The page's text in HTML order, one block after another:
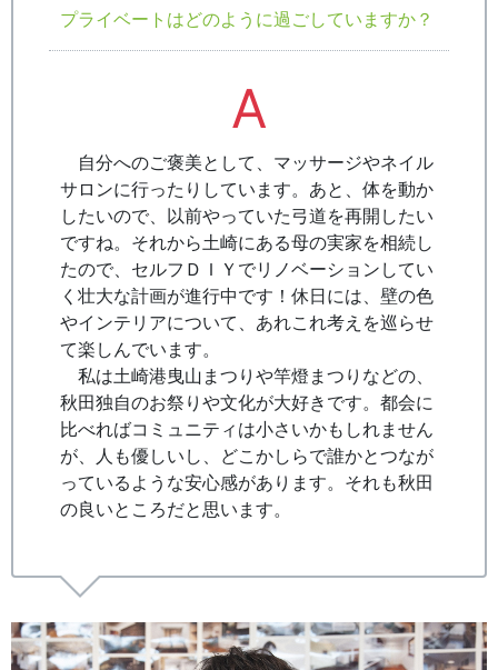
プライベートはどのように過ごしていますか？
A
自分へのご褒美として、マッサージやネイル
サロンに行ったりしています。あと、体を動か
したいので、以前やっていた弓道を再開したい
ですね。それから土崎にある母の実家を相続し
たので、セルフＤＩＹでリノベーションしてい
く壮大な計画が進行中です！休日には、壁の色
やインテリアについて、あれこれ考えを巡らせ
て楽しんでいます。
私は土崎港曳山まつりや竿燈まつりなどの、
秋田独自のお祭りや文化が大好きです。都会に
比べればコミュニティは小さいかもしれません
が、人も優しいし、どこかしらで誰かとつなが
っているような安心感があります。それも秋田
の良いところだと思います。